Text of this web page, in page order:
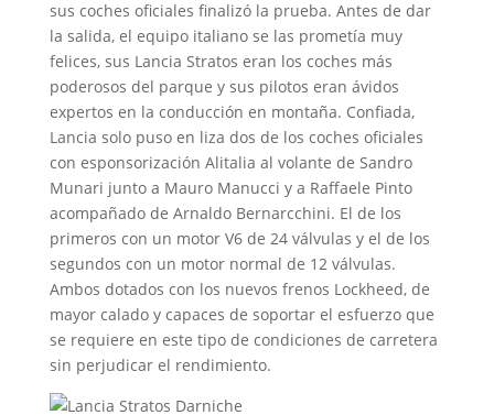
sus coches oficiales finalizó la prueba. Antes de dar
la salida, el equipo italiano se las prometía muy
felices, sus Lancia Stratos eran los coches más
poderosos del parque y sus pilotos eran ávidos
expertos en la conducción en montaña. Confiada,
Lancia solo puso en liza dos de los coches oficiales
con esponsorización Alitalia al volante de Sandro
Munari junto a Mauro Manucci y a Raffaele Pinto
acompañado de Arnaldo Bernarcchini. El de los
primeros con un motor V6 de 24 válvulas y el de los
segundos con un motor normal de 12 válvulas.
Ambos dotados con los nuevos frenos Lockheed, de
mayor calado y capaces de soportar el esfuerzo que
se requiere en este tipo de condiciones de carretera
sin perjudicar el rendimiento.